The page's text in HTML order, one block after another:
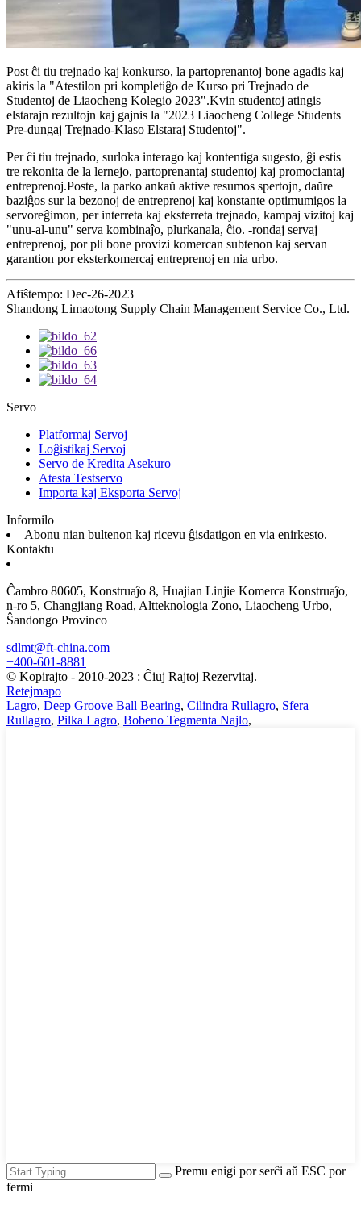
Post ĉi tiu trejnado kaj konkurso, la partoprenantoj bone agadis kaj
akiris la "Atestilon pri kompletiĝo de Kurso pri Trejnado de
Studentoj de Liaocheng Kolegio 2023".Kvin studentoj atingis
elstarajn rezultojn kaj gajnis la "2023 Liaocheng College Students
Pre-dungaj Trejnado-Klaso Elstaraj Studentoj".
Per ĉi tiu trejnado, surloka interago kaj kontentiga sugesto, ĝi estis
tre rekonita de la lernejo, partoprenantaj studentoj kaj promociantaj
entreprenoj.Poste, la parko ankaŭ aktive resumos spertojn, daŭre
baziĝos sur la bezonoj de entreprenoj kaj konstante optimumigos la
servoreĝimon, per interreta kaj eksterreta trejnado, kampaj vizitoj kaj
"unu-al-unu" serva kombinaĵo, plurkanala, ĉio. -rondaj servaj
entreprenoj, por pli bone provizi komercan subtenon kaj servan
garantion por eksterkomercaj entreprenoj en nia urbo.
Afiŝtempo: Dec-26-2023
Shandong Limaotong Supply Chain Management Service Co., Ltd.
Servo
Platformaj Servoj
Loĝistikaj Servoj
Servo de Kredita Asekuro
Atesta Testservo
Importa kaj Eksporta Servoj
Informilo
Abonu nian bultenon kaj ricevu ĝisdatigon en via enirkesto.
Kontaktu
Ĉambro 80605, Konstruaĵo 8, Huajian Linjie Komerca Konstruaĵo,
n-ro 5, Changjiang Road, Altteknologia Zono, Liaocheng Urbo,
Ŝandongo Provinco
sdlmt@ft-china.com
+400-601-8881
© Kopirajto - 2010-2023 : Ĉiuj Rajtoj Rezervitaj.
Retejmapo
Lagro, Deep Groove Ball Bearing, Cilindra Rullagro, Sfera
Rullagro, Pilka Lagro, Bobeno Tegmenta Najlo,
Premu enigi por serĉi aŭ ESC por
fermi